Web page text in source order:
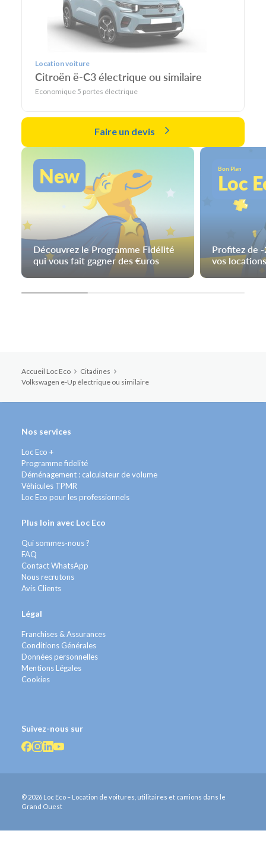
Location voiture
Citroën ë-C3 électrique ou similaire
Economique 5 portes électrique
Faire un devis
New
Découvrez le Programme Fidélité
qui vous fait gagner des €uros
Bon Plan
Loc
Profitez de
vos
Accueil Loc Eco
Citadines
Volkswagen e-Up électrique ou similaire
Nos services
Loc Eco +
Programme fidelité
Déménagement : calculateur de volume
Véhicules TPMR
Loc Eco pour les professionnels
Plus loin avec Loc Eco
Qui sommes-nous ?
FAQ
Contact WhatsApp
Nous recrutons
Avis Clients
Légal
Franchises & Assurances
Conditions Générales
Données personnelles
Mentions Légales
Cookies
Suivez-nous sur
© 2026 Loc Eco – Location de voitures, utilitaires et camions dans le
Grand Ouest